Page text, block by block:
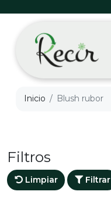
Inicio Blush rubor
Filtros
Limpiar Filtrar